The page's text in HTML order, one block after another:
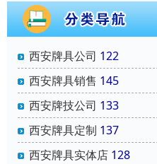
西安牌具公司 122
西安牌具销售 145
西安牌技公司 133
西安牌具定制 137
西安牌具实体店 128